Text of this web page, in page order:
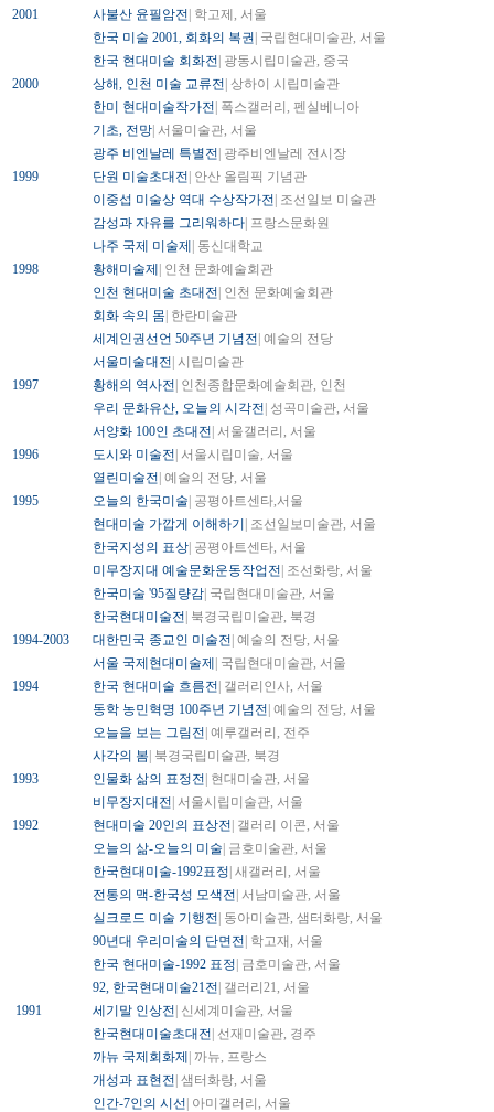
2001
사불산 윤필암전 | 학고제, 서울
한국 미술 2001, 회화의 복권 | 국립현대미술관, 서울
한국 현대미술 회화전 | 광동시립미술관, 중국
2000
상해, 인천 미술 교류전 | 상하이 시립미술관
한미 현대미술작가전 | 폭스갤러리, 펜실베니아
기초, 전망 | 서울미술관, 서울
광주 비엔날레 특별전 | 광주비엔날레 전시장
1999
단원 미술초대전 | 안산 올림픽 기념관
이중섭 미술상 역대 수상작가전 | 조선일보 미술관
감성과 자유를 그리워하다 | 프랑스문화원
나주 국제 미술제
| 동신대학교
1998
황해미술제
| 인천 문화예술회관
인천 현대미술 초대전 | 인천 문화예술회관
회화 속의 몸 | 한란미술관
세계인권선언 50주년 기념전 | 예술의 전당
서울미술대전 | 시립미술관
1997
황해의 역사전 | 인천종합문화예술회관, 인천
우리 문화유산, 오늘의 시각전 | 성곡미술관, 서울
서양화 100인 초대전 | 서울갤러리, 서울
1996
도시와 미술전 | 서울시립미술, 서울
열린미술전 | 예술의 전당, 서울
1995
오늘의 한국미술 | 공평아트센타,서울
현대미술 가깝게 이해하기
| 조선일보미술관, 서울
한국지성의 표상 | 공평아트센타, 서울
미무장지대 예술문화운동작업전 | 조선화랑, 서울
한국미술 '95질량감 | 국립현대미술관, 서울
한국현대미술전 | 북경국립미술관, 북경
1994-2003
대한민국 종교인 미술전 | 예술의 전당, 서울
서울 국제현대미술제
| 국립현대미술관, 서울
1994
한국 현대미술 흐름전 | 갤러리인사, 서울
동학 농민혁명 100주년 기념전 | 예술의 전당, 서울
오늘을 보는 그림전 | 예루갤러리, 전주
사각의 봄 | 북경국립미술관, 북경
1993
인물화 삶의 표정전 | 현대미술관, 서울
비무장지대전 | 서울시립미술관, 서울
1992
현대미술 20인의 표상전 | 갤러리 이콘, 서울
오늘의 삶-오늘의 미술 | 금호미술관, 서울
한국현대미술-1992표정 | 새갤러리, 서울
전통의 맥-한국성 모색전 | 서남미술관, 서울
실크로드 미술 기행전 | 동아미술관, 샘터화랑, 서울
90년대 우리미술의 단면전 | 학고재, 서울
한국 현대미술-1992 표정 | 금호미술관, 서울
92, 한국현대미술21전 | 갤러리21, 서울
1991
세기말 인상전 | 신세계미술관, 서울
한국현대미술초대전 | 선재미술관, 경주
까뉴 국제회화제
| 까뉴, 프랑스
개성과 표현전 | 샘터화랑, 서울
인간-7인의 시선 | 아미갤러리, 서울